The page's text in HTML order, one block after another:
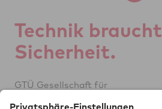
Tech­nik braucht
Si­cher­heit.
GTÜ Ge­sell­schaft für
Tech­ni­sche Über­wa­chung mbH